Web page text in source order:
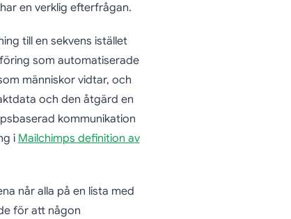
en verklig efterfrågan.
till en sekvens istället
som automatiserade
människor vidtar, och
och den åtgärd en
kommunikation
i Mailchimps definition av
når alla på en lista med
för att någon